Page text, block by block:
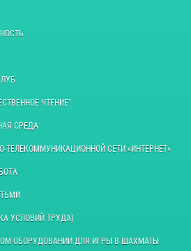
ЧТЕНИЕ"
СРЕДА
СЕТИ «ИНТЕРНЕТ»
УСЛОВИЙ ТРУДА)
ОБОРУДОВАНИИ ДЛЯ ИГРЫ В ШАХМАТЫ